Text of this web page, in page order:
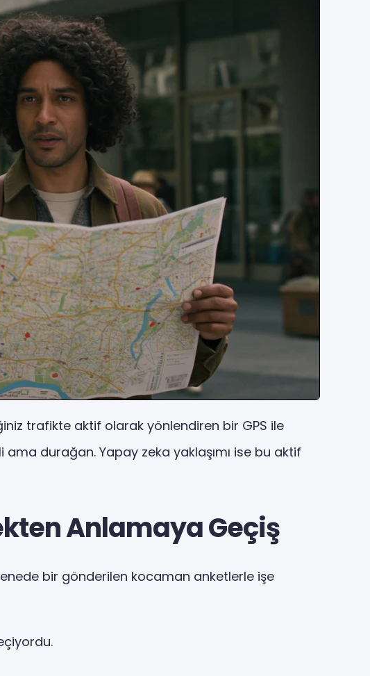
trafikte aktif olarak yönlendiren bir GPS ile
durağan. Yapay zeka yaklaşımı ise bu aktif
Anlamaya Geçiş
bir gönderilen kocaman anketlerle işe